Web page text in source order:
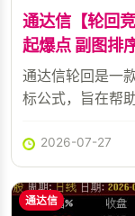
通达信【轮回
起爆点 副图排
通达信轮回是一
标公式，旨在帮
2026-07-27
通达信